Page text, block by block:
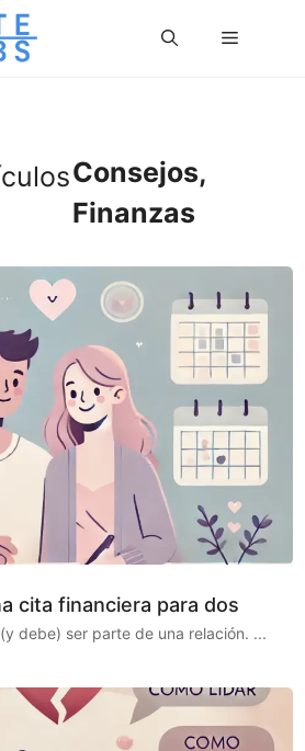
Menú
Consejos,
Finanzas
cita financiera para dos
debe) ser parte de una relación. ...